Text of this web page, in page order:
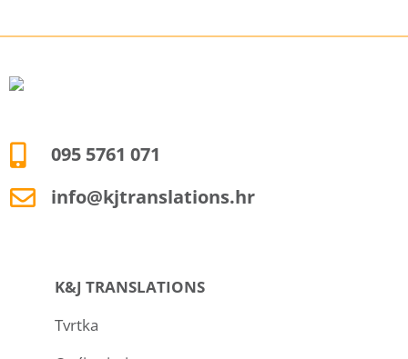
095 5761 071
info@kjtranslations.hr
K&J TRANSLATIONS
Tvrtka